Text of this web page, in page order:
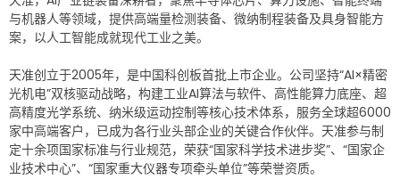
与机器人等领域，提供高端量检测装备、微纳制程装备及具身智能方
案，以人工智能成就现代工业之美。
天准创立于2005年，是中国科创板首批上市企业。公司坚持“AI×精密
光机电”双核驱动战略，构建工业AI算法与软件、高性能算力底座、超
高精度光学系统、纳米级运动控制等核心技术体系，服务全球超6000
家中高端客户，已成为各行业头部企业的关键合作伙伴。天准参与制
定十余项国家标准与行业规范，荣获“国家科学技术进步奖”、“国家企
业技术中心”、“国家重大仪器专项牵头单位”等荣誉资质。